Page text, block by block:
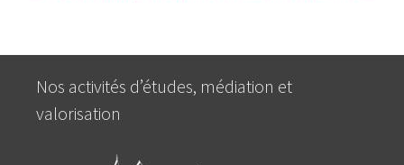
Nos activités d’études, médiation et
valorisation